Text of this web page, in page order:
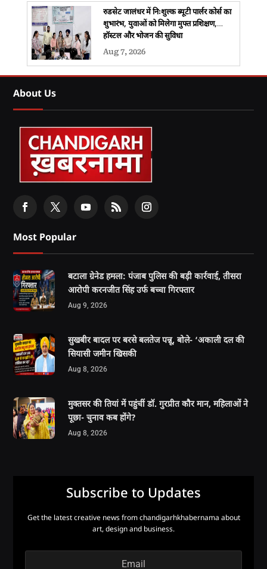
रुडसेट जालंधर में निःशुल्क ब्यूटी पार्लर कोर्स का
शुभारंभ, युवाओं को मिलेगा मुफ्त प्रशिक्षण,
हॉस्टल और भोजन की सुविधा
Aug 7, 2026
About Us
Most Popular
बटाला ग्रेनेड हमला: पंजाब पुलिस की बड़ी कार्रवाई, तीसरा
आरोपी करनजीत सिंह उर्फ बच्चा गिरफ्तार
Aug 9, 2026
सुखबीर बादल पर बरसे बलतेज पन्नू, बोले- ‘अकाली दल की
सियासी जमीन खिसकी
Aug 8, 2026
मुक्तसर की तियां में पहुंचीं डॉ. गुरप्रीत कौर मान, महिलाओं ने
पूछा- चुनाव कब होंगे?
Aug 8, 2026
Subscribe to Updates
Get the latest creative news from chandigarhkhabernama about
art, design and business.